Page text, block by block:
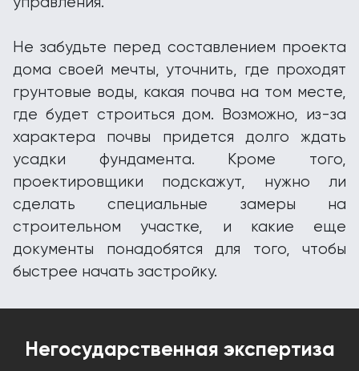
Не забудьте перед составлением проекта
дома своей мечты, уточнить, где проходят
грунтовые воды, какая почва на том месте,
где будет строиться дом. Возможно, из-за
характера почвы придется долго ждать
усадки фундамента. Кроме того,
проектировщики подскажут, нужно ли
сделать специальные замеры на
строительном участке, и какие еще
документы понадобятся для того, чтобы
быстрее начать застройку.
Негосударственная экспертиза